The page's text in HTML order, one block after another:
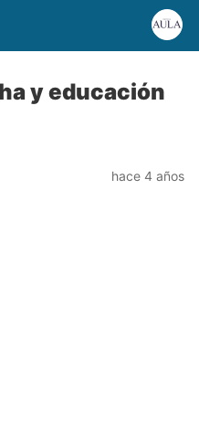
y educación
hace 4 años